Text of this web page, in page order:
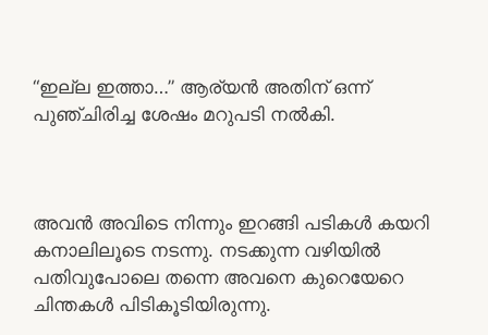
“ഇല്ല ഇത്താ…” ആര്യൻ അതിന് ഒന്ന്
പുഞ്ചിരിച്ച ശേഷം മറുപടി നൽകി.
അവൻ അവിടെ നിന്നും ഇറങ്ങി പടികൾ കയറി
കനാലിലൂടെ നടന്നു. നടക്കുന്ന വഴിയിൽ
പതിവുപോലെ തന്നെ അവനെ കുറെയേറെ
ചിന്തകൾ പിടികൂടിയിരുന്നു.